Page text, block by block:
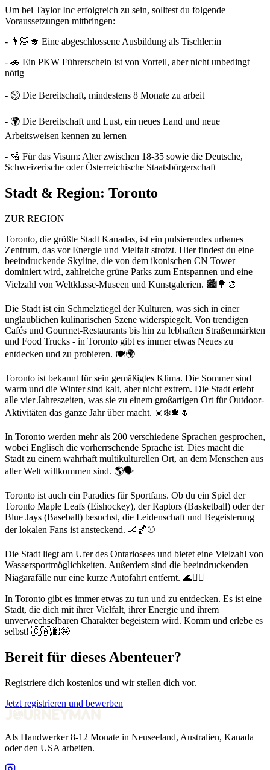
Um bei Taylor Inc erfolgreich zu sein, solltest du folgende
Voraussetzungen mitbringen:
- 👨🏻‍🎓 Eine abgeschlossene Ausbildung als Tischler:in
- 🚗 Ein PKW Führerschein ist von Vorteil, aber nicht unbedingt
nötig
- ⏲️ Die Bereitschaft, mindestens 8 Monate zu arbeit
- 🌍 Die Bereitschaft und Lust, ein neues Land und neue
Arbeitsweisen kennen zu lernen
- 🛂 Für das Visum: Alter zwischen 18-35 sowie die Deutsche,
Schweizerische oder Österreichische Staatsbürgerschaft
Stadt & Region: Toronto
ZUR REGION
Toronto, die größte Stadt Kanadas, ist ein pulsierendes urbanes
Zentrum, das vor Energie und Vielfalt strotzt. Hier findest du eine
beeindruckende Skyline, die von dem ikonischen CN Tower
dominiert wird, zahlreiche grüne Parks zum Entspannen und eine
Vielzahl von Weltklasse-Museen und Kunstgalerien. 🏙️🌳🎨
Die Stadt ist ein Schmelztiegel der Kulturen, was sich in einer
unglaublichen kulinarischen Szene widerspiegelt. Von trendigen
Cafés und Gourmet-Restaurants bis hin zu lebhaften Straßenmärkten
und Food Trucks - in Toronto gibt es immer etwas Neues zu
entdecken und zu probieren. 🍽️🌍
Toronto ist bekannt für sein gemäßigtes Klima. Die Sommer sind
warm und die Winter sind kalt, aber nicht extrem. Die Stadt erlebt
alle vier Jahreszeiten, was sie zu einem großartigen Ort für Outdoor-
Aktivitäten das ganze Jahr über macht. ☀️❄️🍁🌷
In Toronto werden mehr als 200 verschiedene Sprachen gesprochen,
wobei Englisch die vorherrschende Sprache ist. Dies macht die
Stadt zu einem wahrhaft multikulturellen Ort, an dem Menschen aus
aller Welt willkommen sind. 🌎🗣️
Toronto ist auch ein Paradies für Sportfans. Ob du ein Spiel der
Toronto Maple Leafs (Eishockey), der Raptors (Basketball) oder der
Blue Jays (Baseball) besuchst, die Leidenschaft und Begeisterung
der lokalen Fans ist ansteckend. 🏒🏀⚾
Die Stadt liegt am Ufer des Ontariosees und bietet eine Vielzahl von
Wassersportmöglichkeiten. Außerdem sind die beeindruckenden
Niagarafälle nur eine kurze Autofahrt entfernt. 🌊🚣‍♀️
In Toronto gibt es immer etwas zu tun und zu entdecken. Es ist eine
Stadt, die dich mit ihrer Vielfalt, ihrer Energie und ihrem
unverwechselbaren Charakter begeistern wird. Komm und erlebe es
selbst! 🇨🇦🌆🤩
Bereit für dieses Abenteuer?
Registriere dich kostenlos und wir stellen dich vor.
Jetzt registrieren und bewerben
Als Handwerker 8-12 Monate in Neuseeland, Australien, Kanada
oder den USA arbeiten.